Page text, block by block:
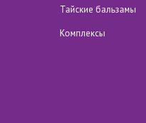
Тайские бальзамы
Комплексы